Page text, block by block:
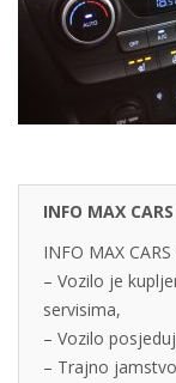
INFO MAX
INFO MAX
– Vozilo je
servisima,
– Vozilo
– Trajno